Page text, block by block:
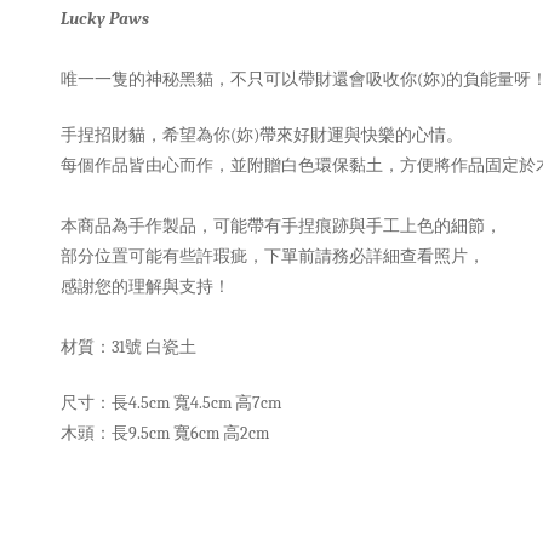
Lucky Paws
唯一一隻的神秘黑貓，不只可以帶財還會吸收你(妳)的負能量呀！
手捏招財貓，希望為你(妳)帶來好財運與快樂的心情。
每個作品皆由心而作，並附贈白色環保黏土，方便將作品固定於
本商品為手作製品，可能帶有手捏痕跡與手工上色的細節，
部分位置可能有些許瑕疵，下單前請務必詳細查看照片，
感謝您的理解與支持！
材質：31號 白瓷土
尺寸：長4.5cm 寬4.5cm 高7cm
木頭：長9.5cm 寬6cm 高2cm